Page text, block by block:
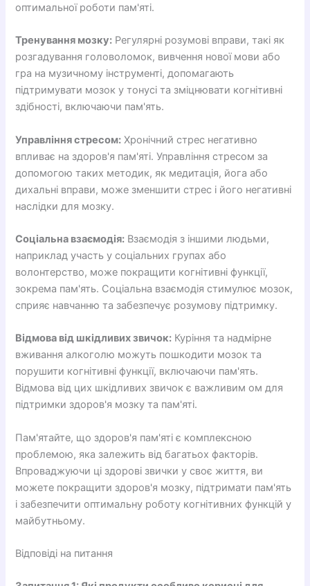
оптимальної роботи пам'яті.
Тренування мозку: Регулярні розумові вправи, такі як
розгадування головоломок, вивчення нової мови або
гра на музичному інструменті, допомагають
підтримувати мозок у тонусі та зміцнювати когнітивні
здібності, включаючи пам'ять.
Управління стресом: Хронічний стрес негативно
впливає на здоров'я пам'яті. Управління стресом за
допомогою таких методик, як медитація, йога або
дихальні вправи, може зменшити стрес і його негативні
наслідки для мозку.
Соціальна взаємодія: Взаємодія з іншими людьми,
наприклад участь у соціальних групах або
волонтерство, може покращити когнітивні функції,
зокрема пам'ять. Соціальна взаємодія стимулює мозок,
сприяє навчанню та забезпечує розумову підтримку.
Відмова від шкідливих звичок: Куріння та надмірне
вживання алкоголю можуть пошкодити мозок та
порушити когнітивні функції, включаючи пам'ять.
Відмова від цих шкідливих звичок є важливим ом для
підтримки здоров'я мозку та пам'яті.
Пам'ятайте, що здоров'я пам'яті є комплексною
проблемою, яка залежить від багатьох факторів.
Впроваджуючи ці здорові звички у своє життя, ви
можете покращити здоров'я мозку, підтримати пам'ять
і забезпечити оптимальну роботу когнітивних функцій у
майбутньому.
Відповіді на питання